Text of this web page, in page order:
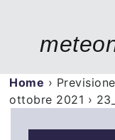
Home ›
ottobre 2021 ›